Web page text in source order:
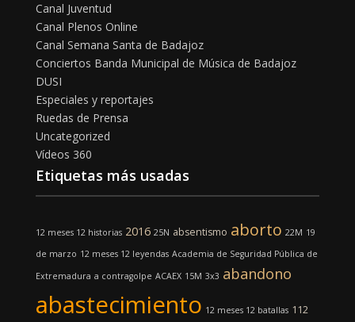
Canal Juventud
Canal Plenos Online
Canal Semana Santa de Badajoz
Conciertos Banda Municipal de Música de Badajoz
DUSI
Especiales y reportajes
Ruedas de Prensa
Uncategorized
Vídeos 360
Etiquetas más usadas
12 meses 12 historias 2016 25N absentismo aborto 22M 19
de marzo 12 meses 12 leyendas Academia de Seguridad Pública de
Extremadura a contragolpe ACAEX 15M 3x3 abandono
abastecimiento 12 meses 12 batallas 112